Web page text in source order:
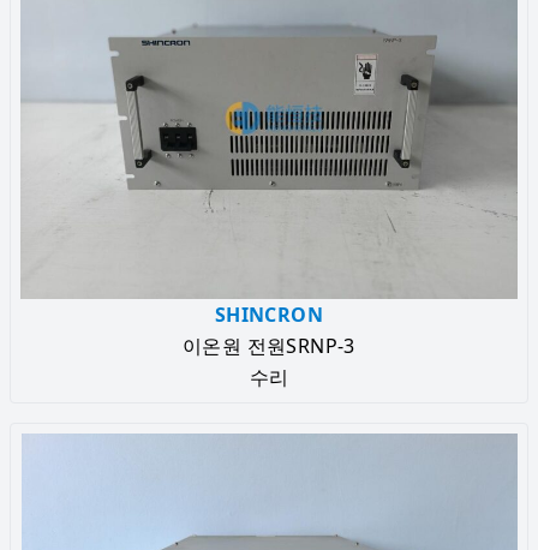
SHINCRON
이온원 전원SRNP-3
수리